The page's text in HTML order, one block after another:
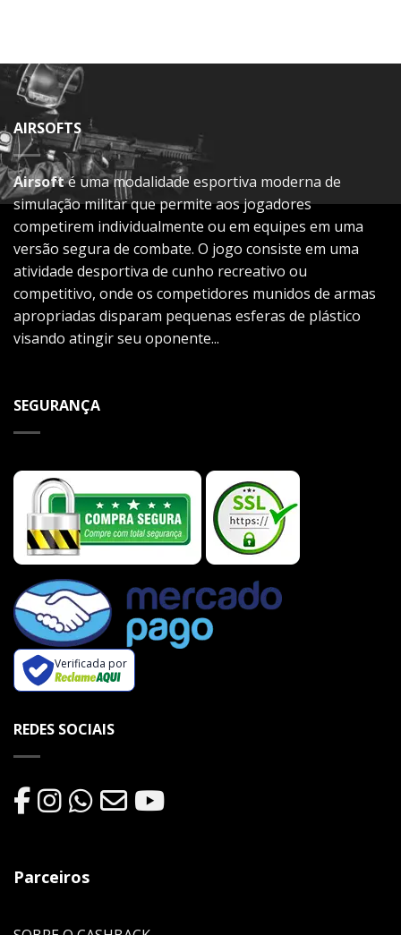
AIRSOFTS
Airsofté uma modalidade esportiva moderna de
simulação militar que permite aos jogadores
competirem individualmente ou em equipes em uma
versão segura de combate. O jogo consiste em uma
atividade desportiva de cunho recreativo ou
competitivo, onde os competidores munidos de armas
apropriadas disparam pequenas esferas de plástico
visando atingir seu oponente...
SEGURANÇA
Verificada por
REDES SOCIAIS
Parceiros